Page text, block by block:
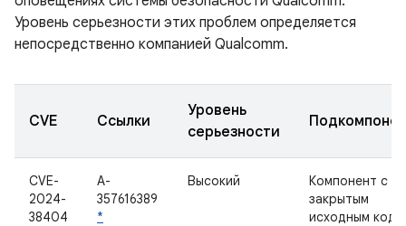
Уровень серьезности этих проблем определяется
непосредственно компанией Qualcomm.
CVE Ссылки
Уровень
серьезности
CVE-
2024-
38404
A-
357616389
*
Высокий
Компонент с
закрытым
исходным